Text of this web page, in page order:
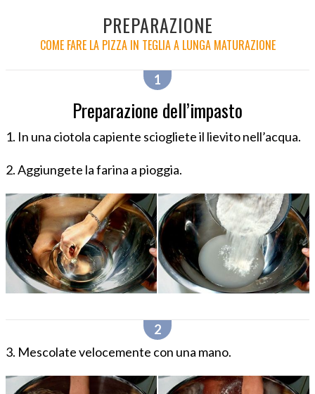
PREPARAZIONE
COME FARE LA PIZZA IN TEGLIA A LUNGA MATURAZIONE
Preparazione dell’impasto
1. In una ciotola capiente sciogliete il lievito nell’acqua.
2. Aggiungete la farina a pioggia.
3. Mescolate velocemente con una mano.